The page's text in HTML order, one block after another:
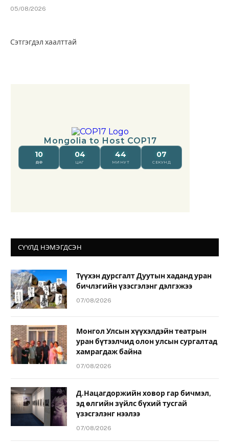
05/08/2026
Сэтгэгдэл хаалттай
СҮҮЛД НЭМЭГДСЭН
Түүхэн дурсгалт Дуутын хаданд уран
бичлэгийн үзэсгэлэнг дэлгэжээ
07/08/2026
Монгол Улсын хүүхэлдэйн театрын
уран бүтээлчид олон улсын сургалтад
хамрагдаж байна
07/08/2026
Д.Нацагдоржийн ховор гар бичмэл,
эд өлгийн зүйлс бүхий тусгай
үзэсгэлэнг нээлээ
07/08/2026